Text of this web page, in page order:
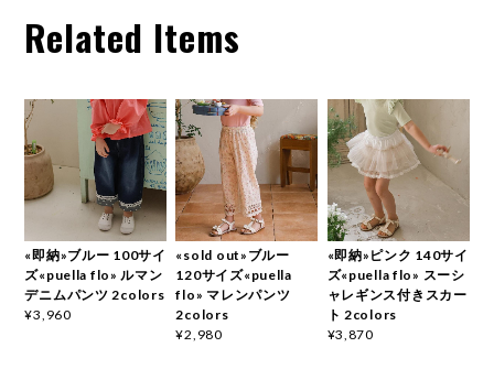
Related Items
«即納»ブルー 100サイ
ズ«puella flo» ルマン
デニムパンツ 2colors
¥3,960
«sold out»ブルー
120サイズ«puella
flo» マレンパンツ
2colors
¥2,980
«即納»ピンク 140サイ
ズ«puella flo» スーシ
ャレギンス付きスカー
ト 2colors
¥3,870